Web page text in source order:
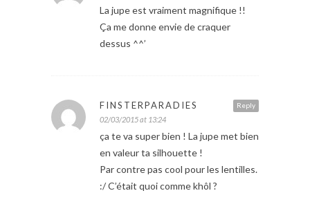
La jupe est vraiment magnifique !!
Ça me donne envie de craquer
dessus ^^’
Reply
FINSTERPARADIES
02/03/2015 at 13:24
ça te va super bien ! La jupe met bien
en valeur ta silhouette !
Par contre pas cool pour les lentilles.
:/ C’était quoi comme khôl ?